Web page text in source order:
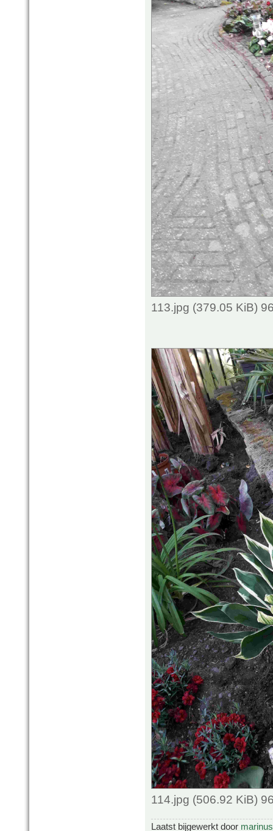
113.jpg (379.05 KiB)
114.jpg (506.92 KiB)
Laatst bijgewerkt door marinus